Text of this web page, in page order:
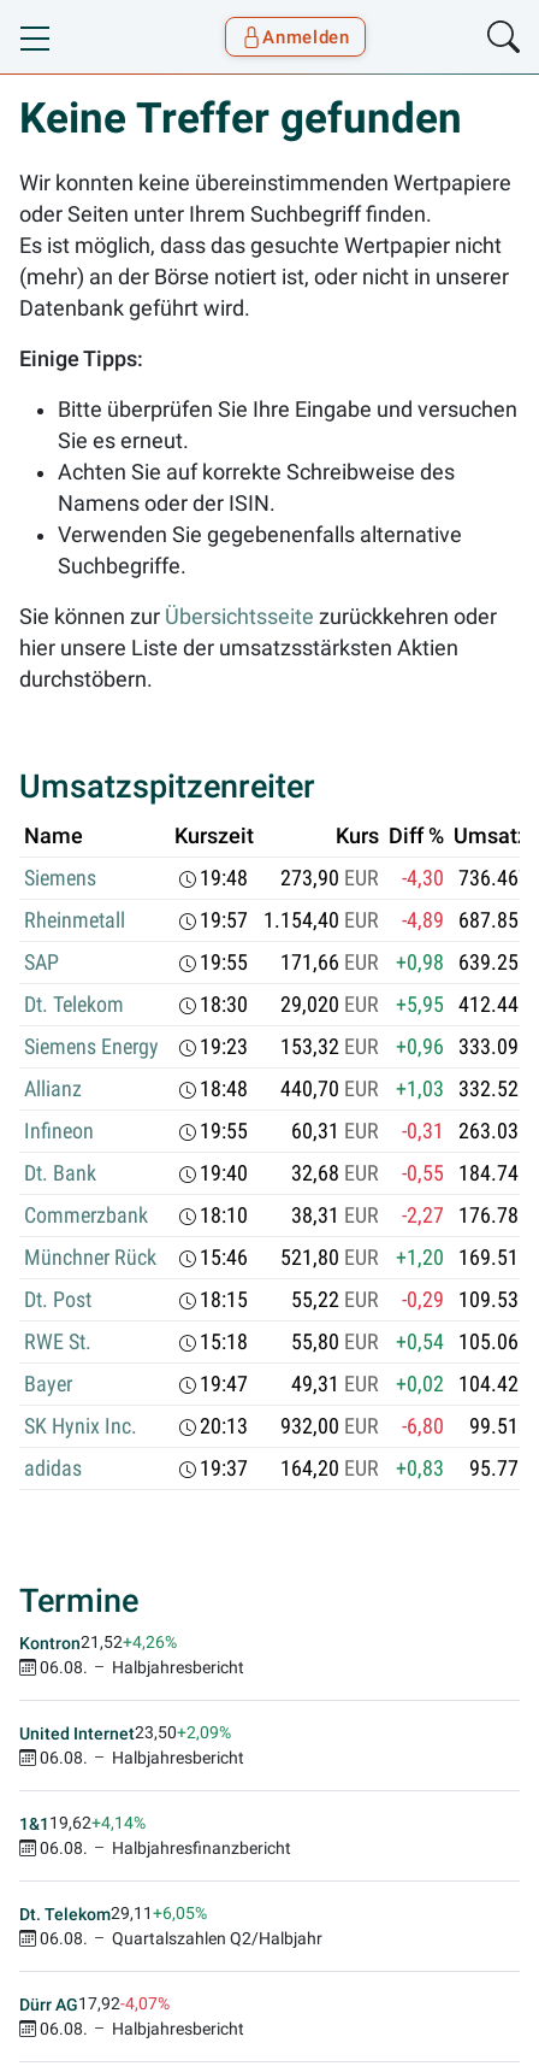
Toggle navigation
Anmelden
Keine Treffer gefunden
Wir konnten keine übereinstimmenden Wertpapiere
oder Seiten unter Ihrem Suchbegriff finden.
Es ist möglich, dass das gesuchte Wertpapier nicht
(mehr) an der Börse notiert ist, oder nicht in unserer
Datenbank geführt wird.
Einige Tipps:
Bitte überprüfen Sie Ihre Eingabe und versuchen
Sie es erneut.
Achten Sie auf korrekte Schreibweise des
Namens oder der ISIN.
Verwenden Sie gegebenenfalls alternative
Suchbegriffe.
Sie können zur Übersichtsseite zurückkehren oder
hier unsere Liste der umsatzsstärksten Aktien
durchstöbern.
Umsatzspitzenreiter
Name Kurszeit Kurs Diff % Umsatz
Siemens
19:48 273,90 EUR -4,30
Rheinmetall
19:57 1.154,40 EUR -4,89
SAP
19:55 171,66 EUR +0,98
Dt. Telekom
18:30 29,020 EUR +5,95
Siemens Energy
19:23 153,32 EUR +0,96
Allianz
18:48 440,70 EUR +1,03
Infineon
19:55 60,31 EUR -0,31
Dt. Bank
19:40 32,68 EUR -0,55
Commerzbank
18:10 38,31 EUR -2,27
Münchner Rück
15:46 521,80 EUR +1,20
Dt. Post
18:15 55,22 EUR -0,29
RWE St.
15:18 55,80 EUR +0,54
Bayer
19:47 49,31 EUR +0,02
SK Hynix Inc.
20:13 932,00 EUR -6,80
adidas
19:37 164,20 EUR +0,83
Termine
Kontron21,52+4,26%
06.08.
Halbjahresbericht
United Internet23,50+2,09%
06.08.
Halbjahresbericht
1&119,62+4,14%
06.08.
Halbjahresfinanzbericht
Dt. Telekom29,11+6,05%
06.08.
Quartalszahlen Q2/Halbjahr
Dürr AG17,92-4,07%
06.08.
Halbjahresbericht